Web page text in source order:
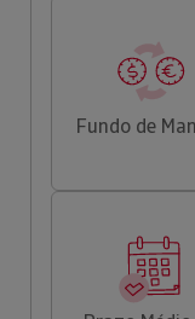
Fundo de